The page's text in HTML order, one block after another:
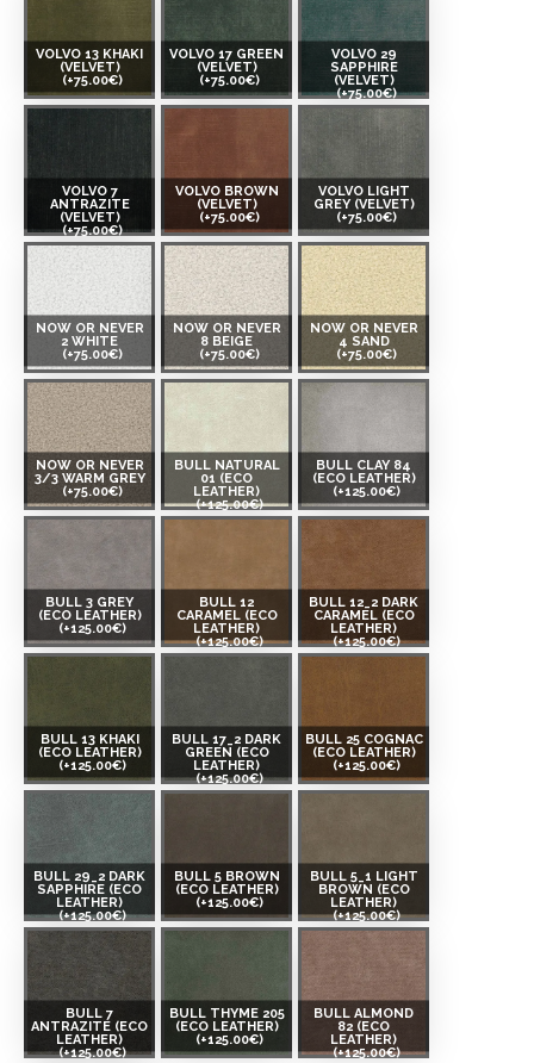
VOLVO 13 KHAKI
(VELVET)
(+75.00€)
VOLVO 17 GREEN
(VELVET)
(+75.00€)
VOLVO 29
SAPPHIRE
(VELVET)
(+75.00€)
VOLVO 7
ANTRAZITE
(VELVET)
(+75.00€)
VOLVO BROWN
(VELVET)
(+75.00€)
VOLVO LIGHT
GREY (VELVET)
(+75.00€)
NOW OR NEVER
2 WHITE
(+75.00€)
NOW OR NEVER
8 BEIGE
(+75.00€)
NOW OR NEVER
4 SAND
(+75.00€)
NOW OR NEVER
3/3 WARM GREY
(+75.00€)
BULL NATURAL
01 (ECO
LEATHER)
(+125.00€)
BULL CLAY 84
(ECO LEATHER)
(+125.00€)
BULL 3 GREY
(ECO LEATHER)
(+125.00€)
BULL 12
CARAMEL (ECO
LEATHER)
(+125.00€)
BULL 12_2 DARK
CARAMEL (ECO
LEATHER)
(+125.00€)
BULL 13 KHAKI
(ECO LEATHER)
(+125.00€)
BULL 17_2 DARK
GREEN (ECO
LEATHER)
(+125.00€)
BULL 25 COGNAC
(ECO LEATHER)
(+125.00€)
BULL 29_2 DARK
SAPPHIRE (ECO
LEATHER)
(+125.00€)
BULL 5 BROWN
(ECO LEATHER)
(+125.00€)
BULL 5_1 LIGHT
BROWN (ECO
LEATHER)
(+125.00€)
BULL 7
ANTRAZITE (ECO
LEATHER)
(+125.00€)
BULL THYME 205
(ECO LEATHER)
(+125.00€)
BULL ALMOND
82 (ECO
LEATHER)
(+125.00€)